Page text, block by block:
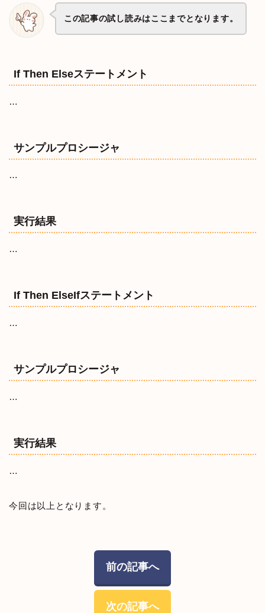
この記事の試し読みはここまでとなります。
If Then Elseステートメント
…
サンプルプロシージャ
…
実行結果
…
If Then ElseIfステートメント
…
サンプルプロシージャ
…
実行結果
…
今回は以上となります。
前の記事へ
次の記事へ